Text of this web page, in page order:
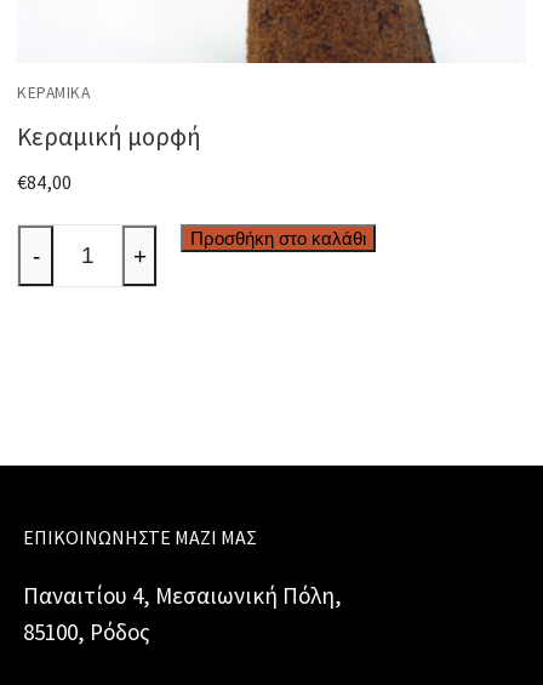
ΚΕΡΑΜΙΚΆ
Κεραμική μορφή
€84,00
Κεραμική
μορφή
- +
Προσθήκη στο καλάθι
ΕΠΙΚΟΙΝΩΝΉΣΤΕ ΜΑΖΊ ΜΑΣ
Παναιτίου 4, Μεσαιωνική Πόλη,
85100, Ρόδος